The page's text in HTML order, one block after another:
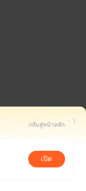
กลับสู่หน้าหลัก
เปิด